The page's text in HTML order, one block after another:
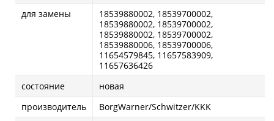
для замены
18539880002, 18539700002,
18539880002, 18539700002,
18539880002, 18539700002,
18539880006, 18539700006,
11654579845, 11657583909,
11657636426
состояние
новая
производитель
BorgWarner/Schwitzer/KKK